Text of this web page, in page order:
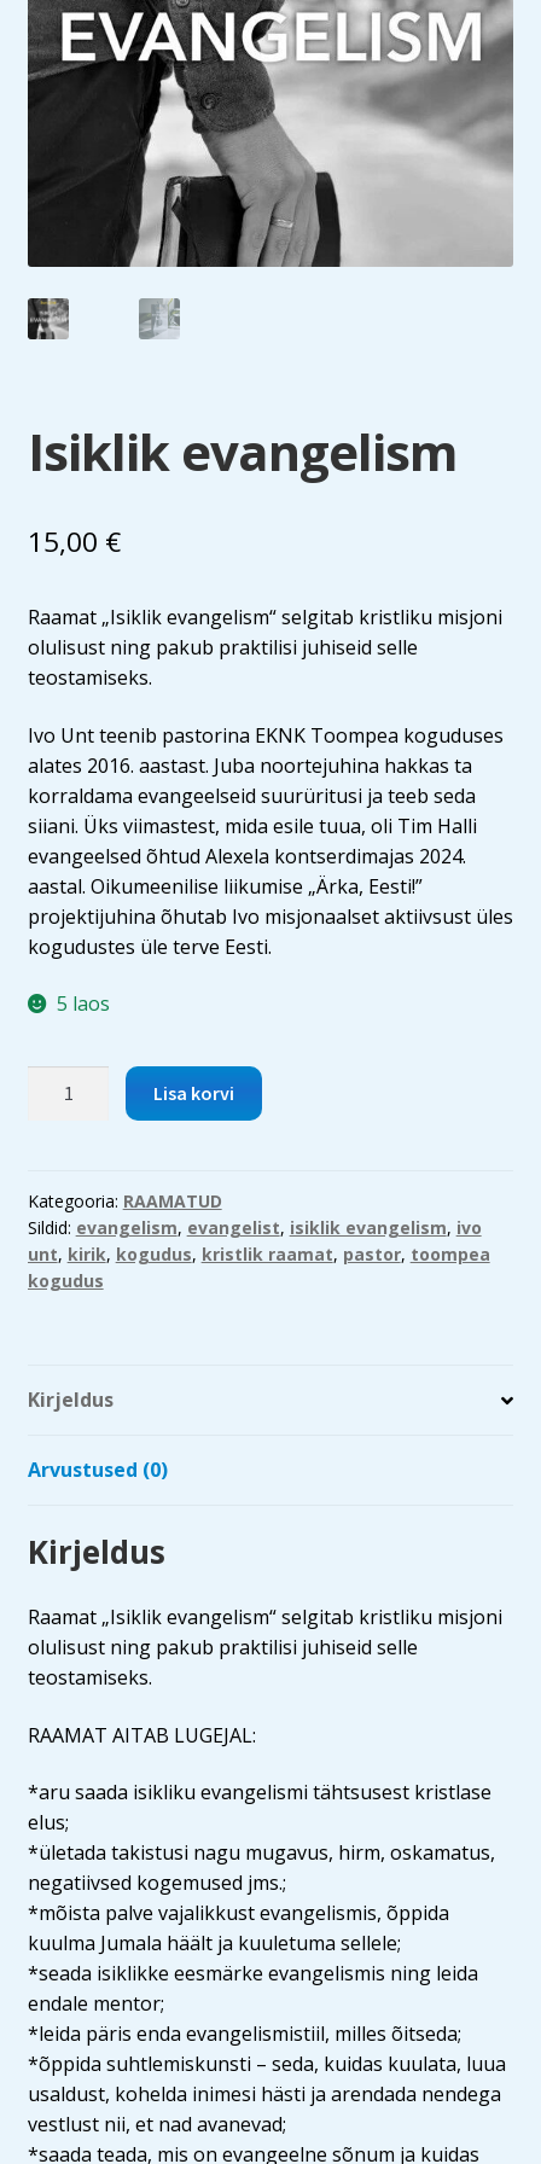
Isiklik evangelism
15,00 €
Raamat „Isiklik evangelism“ selgitab kristliku misjoni
olulisust ning pakub praktilisi juhiseid selle
teostamiseks.
Ivo Unt teenib pastorina EKNK Toompea koguduses
alates 2016. aastast. Juba noortejuhina hakkas ta
korraldama evangeelseid suurüritusi ja teeb seda
siiani. Üks viimastest, mida esile tuua, oli Tim Halli
evangeelsed õhtud Alexela kontserdimajas 2024.
aastal. Oikumeenilise liikumise „Ärka, Eesti!”
projektijuhina õhutab Ivo misjonaalset aktiivsust üles
kogudustes üle terve Eesti.
5 laos
evangelism
Lisa korvi
Kategooria: RAAMATUD
Sildid: evangelism, evangelist, isiklik evangelism, ivo
unt, kirik, kogudus, kristlik raamat, pastor, toompea
kogudus
Kirjeldus
Arvustused (0)
Kirjeldus
Raamat „Isiklik evangelism“ selgitab kristliku misjoni
olulisust ning pakub praktilisi juhiseid selle
teostamiseks.
RAAMAT AITAB LUGEJAL:
*aru saada isikliku evangelismi tähtsusest kristlase
elus;
*ületada takistusi nagu mugavus, hirm, oskamatus,
negatiivsed kogemused jms.;
*mõista palve vajalikkust evangelismis, õppida
kuulma Jumala häält ja kuuletuma sellele;
*seada isiklikke eesmärke evangelismis ning leida
endale mentor;
*leida päris enda evangelismistiil, milles õitseda;
*õppida suhtlemiskunsti – seda, kuidas kuulata, luua
usaldust, kohelda inimesi hästi ja arendada nendega
vestlust nii, et nad avanevad;
*saada teada, mis on evangeelne sõnum ja kuidas